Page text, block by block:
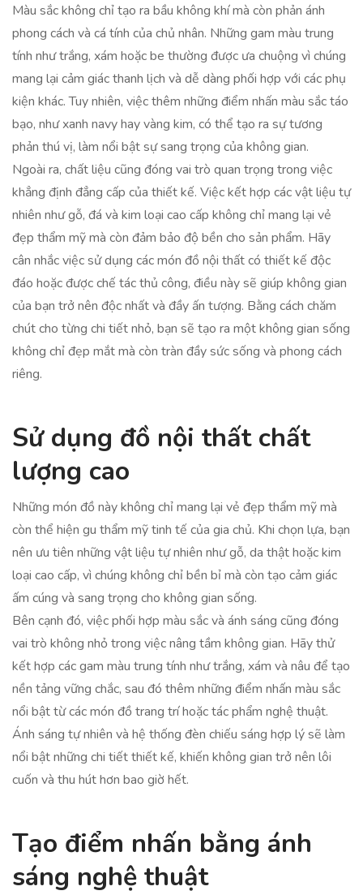
Màu sắc không chỉ tạo ra bầu không khí mà còn phản ánh
phong cách và cá tính của chủ nhân. Những gam màu trung
tính như trắng, xám hoặc be thường được ưa chuộng vì chúng
mang lại cảm giác thanh lịch và dễ dàng phối hợp với các phụ
kiện khác. Tuy nhiên, việc thêm những điểm nhấn màu sắc táo
bạo, như xanh navy hay vàng kim, có thể tạo ra sự tương
phản thú vị, làm nổi bật sự sang trọng của không gian.
Ngoài ra, chất liệu cũng đóng vai trò quan trọng trong việc
khẳng định đẳng cấp của thiết kế. Việc kết hợp các vật liệu tự
nhiên như gỗ, đá và kim loại cao cấp không chỉ mang lại vẻ
đẹp thẩm mỹ mà còn đảm bảo độ bền cho sản phẩm. Hãy
cân nhắc việc sử dụng các món đồ nội thất có thiết kế độc
đáo hoặc được chế tác thủ công, điều này sẽ giúp không gian
của bạn trở nên độc nhất và đầy ấn tượng. Bằng cách chăm
chút cho từng chi tiết nhỏ, bạn sẽ tạo ra một không gian sống
không chỉ đẹp mắt mà còn tràn đầy sức sống và phong cách
riêng.
Sử dụng đồ nội thất chất
lượng cao
Những món đồ này không chỉ mang lại vẻ đẹp thẩm mỹ mà
còn thể hiện gu thẩm mỹ tinh tế của gia chủ. Khi chọn lựa, bạn
nên ưu tiên những vật liệu tự nhiên như gỗ, da thật hoặc kim
loại cao cấp, vì chúng không chỉ bền bỉ mà còn tạo cảm giác
ấm cúng và sang trọng cho không gian sống.
Bên cạnh đó, việc phối hợp màu sắc và ánh sáng cũng đóng
vai trò không nhỏ trong việc nâng tầm không gian. Hãy thử
kết hợp các gam màu trung tính như trắng, xám và nâu để tạo
nền tảng vững chắc, sau đó thêm những điểm nhấn màu sắc
nổi bật từ các món đồ trang trí hoặc tác phẩm nghệ thuật.
Ánh sáng tự nhiên và hệ thống đèn chiếu sáng hợp lý sẽ làm
nổi bật những chi tiết thiết kế, khiến không gian trở nên lôi
cuốn và thu hút hơn bao giờ hết.
Tạo điểm nhấn bằng ánh
sáng nghệ thuật